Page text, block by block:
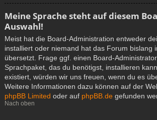
Meine Sprache steht auf diesem
Auswahl!
Meist hat die Board-Administration entweder
installiert oder niemand hat das Forum bislang
übersetzt. Frage ggf. einen Board-
Sprachpaket, das du benötigst, installieren
existiert, würden wir uns freuen, wenn du es
Weitere Informationen dazu können auf der
phpBB Limited oder auf phpBB.de gefunden
Nach oben